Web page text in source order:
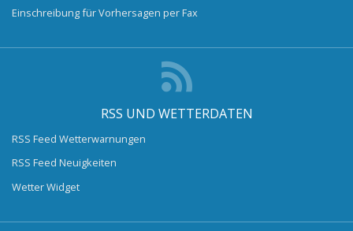
Einschreibung für Vorhersagen per Fax
RSS UND WETTERDATEN
RSS Feed Wetterwarnungen
RSS Feed Neuigkeiten
Wetter Widget